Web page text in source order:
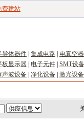
费建站
导体器件 集成电路
电真空
板显示器
电子元件 SMT设备
声波设备 净化设备 激光设备